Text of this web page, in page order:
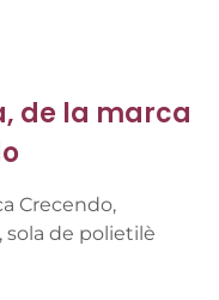
de la marca
Crecendo,
sola de polietilè